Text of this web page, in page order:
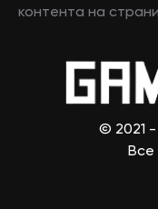
контента на
© 2021